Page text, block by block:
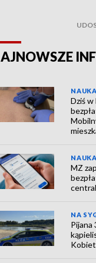
Dziś w
MZ
NA
Pijana